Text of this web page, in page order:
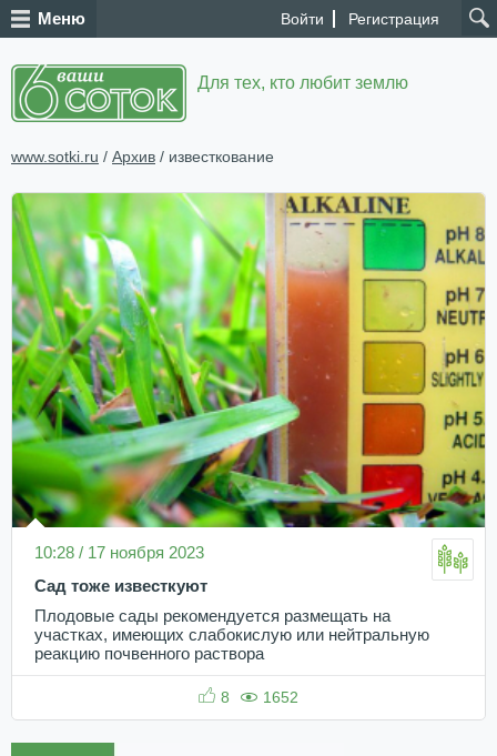
Войти Регистрация
Меню
Для тех, кто любит землю
www.sotki.ru / Архив / известкование
10:28 / 17 ноября 2023
Сад тоже известкуют
Плодовые сады рекомендуется размещать на
участках, имеющих слабокислую или нейтральную
реакцию почвенного раствора
8 1652